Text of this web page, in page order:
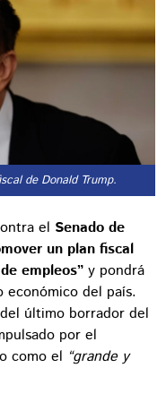
de Donald Trump.
el Senado de
un plan fiscal
empleos” y pondrá
económico del país.
último borrador del
por el
como el “grande y